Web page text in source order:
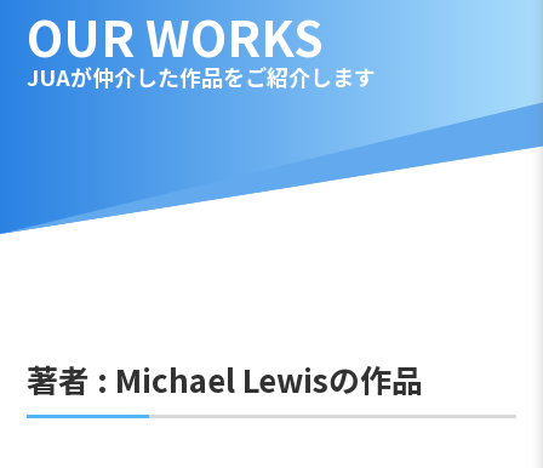
OUR WORKS
JUAが仲介した作品をご紹介します
著者 : Michael Lewisの作品